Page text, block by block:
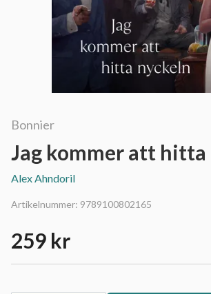
Bonnier
Jag kommer att hitta
Alex Ahndoril
Artikelnummer: 9789100802165
259 kr